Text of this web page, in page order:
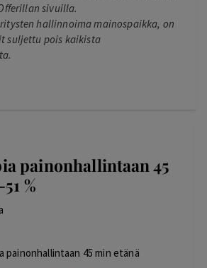
sivuilla.
hallinnoima mainospaikka, on
suljettu pois kaikista
painonhallintaan 45
%
painonhallintaan 45 min etänä